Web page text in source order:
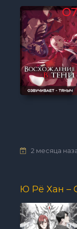
2 месяца
Ю Рё Хан –